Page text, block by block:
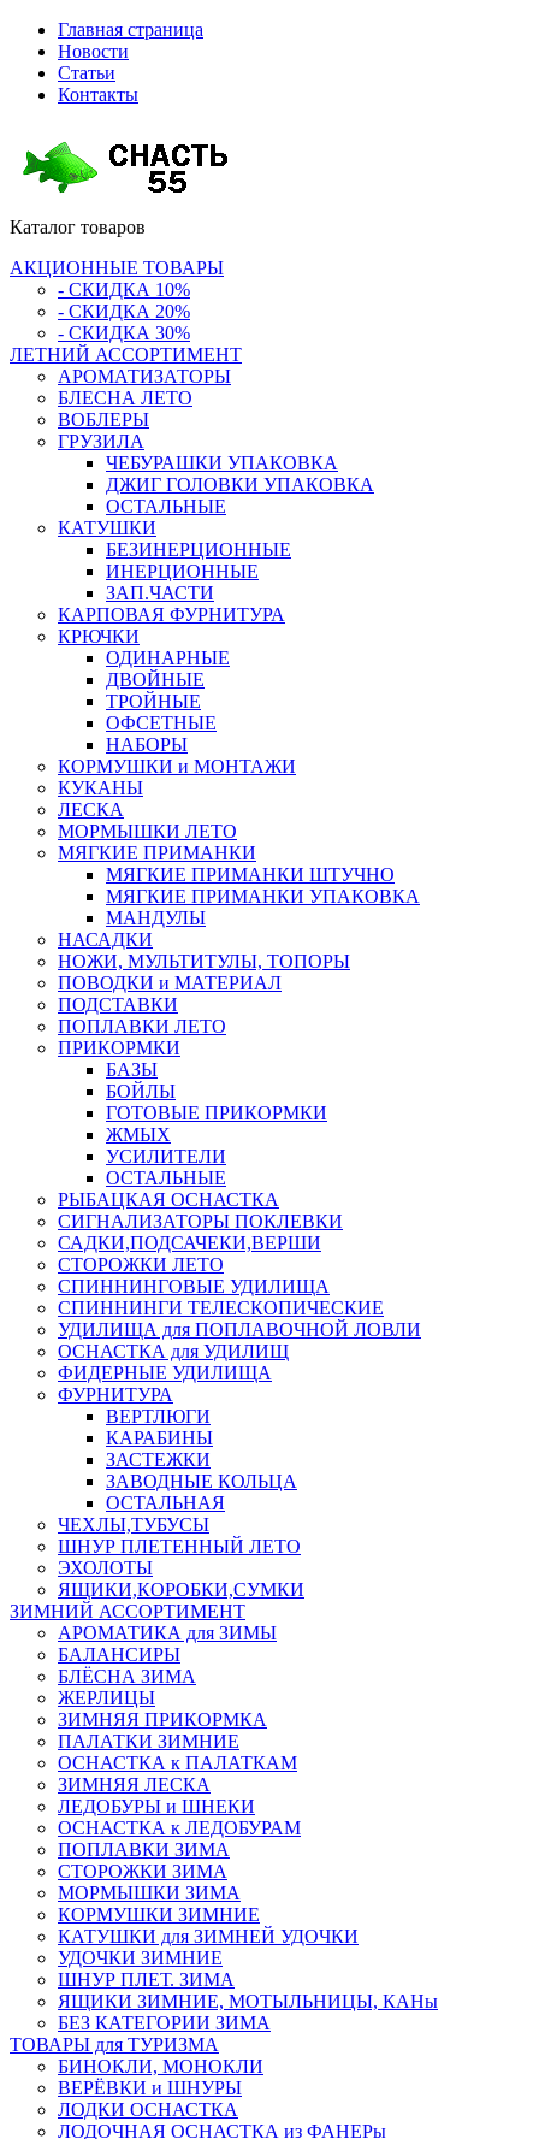
Главная страница
Новости
Статьи
Контакты
Каталог товаров
АКЦИОННЫЕ ТОВАРЫ
- СКИДКА 10%
- СКИДКА 20%
- СКИДКА 30%
ЛЕТНИЙ АССОРТИМЕНТ
АРОМАТИЗАТОРЫ
БЛЕСНА ЛЕТО
ВОБЛЕРЫ
ГРУЗИЛА
ЧЕБУРАШКИ УПАКОВКА
ДЖИГ ГОЛОВКИ УПАКОВКА
ОСТАЛЬНЫЕ
КАТУШКИ
БЕЗИНЕРЦИОННЫЕ
ИНЕРЦИОННЫЕ
ЗАП.ЧАСТИ
КАРПОВАЯ ФУРНИТУРА
КРЮЧКИ
ОДИНАРНЫЕ
ДВОЙНЫЕ
ТРОЙНЫЕ
ОФСЕТНЫЕ
НАБОРЫ
КОРМУШКИ и МОНТАЖИ
КУКАНЫ
ЛЕСКА
МОРМЫШКИ ЛЕТО
МЯГКИЕ ПРИМАНКИ
МЯГКИЕ ПРИМАНКИ ШТУЧНО
МЯГКИЕ ПРИМАНКИ УПАКОВКА
МАНДУЛЫ
НАСАДКИ
НОЖИ, МУЛЬТИТУЛЫ, ТОПОРЫ
ПОВОДКИ и МАТЕРИАЛ
ПОДСТАВКИ
ПОПЛАВКИ ЛЕТО
ПРИКОРМКИ
БАЗЫ
БОЙЛЫ
ГОТОВЫЕ ПРИКОРМКИ
ЖМЫХ
УСИЛИТЕЛИ
ОСТАЛЬНЫЕ
РЫБАЦКАЯ ОСНАСТКА
СИГНАЛИЗАТОРЫ ПОКЛЕВКИ
САДКИ,ПОДСАЧЕКИ,ВЕРШИ
СТОРОЖКИ ЛЕТО
СПИННИНГОВЫЕ УДИЛИЩА
СПИННИНГИ ТЕЛЕСКОПИЧЕСКИЕ
УДИЛИЩА для ПОПЛАВОЧНОЙ ЛОВЛИ
ОСНАСТКА для УДИЛИЩ
ФИДЕРНЫЕ УДИЛИЩА
ФУРНИТУРА
ВЕРТЛЮГИ
КАРАБИНЫ
ЗАСТЕЖКИ
ЗАВОДНЫЕ КОЛЬЦА
ОСТАЛЬНАЯ
ЧЕХЛЫ,ТУБУСЫ
ШНУР ПЛЕТЕННЫЙ ЛЕТО
ЭХОЛОТЫ
ЯЩИКИ,КОРОБКИ,СУМКИ
ЗИМНИЙ АССОРТИМЕНТ
АРОМАТИКА для ЗИМЫ
БАЛАНСИРЫ
БЛЁСНА ЗИМА
ЖЕРЛИЦЫ
ЗИМНЯЯ ПРИКОРМКА
ПАЛАТКИ ЗИМНИЕ
ОСНАСТКА к ПАЛАТКАМ
ЗИМНЯЯ ЛЕСКА
ЛЕДОБУРЫ и ШНЕКИ
ОСНАСТКА к ЛЕДОБУРАМ
ПОПЛАВКИ ЗИМА
СТОРОЖКИ ЗИМА
МОРМЫШКИ ЗИМА
КОРМУШКИ ЗИМНИЕ
КАТУШКИ для ЗИМНЕЙ УДОЧКИ
УДОЧКИ ЗИМНИЕ
ШНУР ПЛЕТ. ЗИМА
ЯЩИКИ ЗИМНИЕ, МОТЫЛЬНИЦЫ, КАНы
БЕЗ КАТЕГОРИИ ЗИМА
ТОВАРЫ для ТУРИЗМА
БИНОКЛИ, МОНОКЛИ
ВЕРЁВКИ и ШНУРЫ
ЛОДКИ ОСНАСТКА
ЛОДОЧНАЯ ОСНАСТКА из ФАНЕРы